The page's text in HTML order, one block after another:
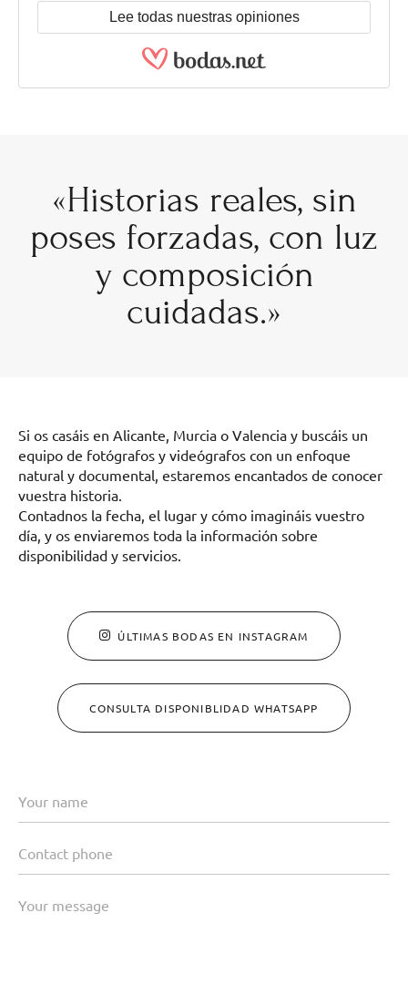
Lee todas nuestras opiniones
«Historias reales, sin
poses forzadas, con luz
y composición
cuidadas.»
Si os casáis en Alicante, Murcia o Valencia y buscáis un
equipo de fotógrafos y videógrafos con un enfoque
natural y documental, estaremos encantados de conocer
vuestra historia.
Contadnos la fecha, el lugar y cómo imagináis vuestro
día, y os enviaremos toda la información sobre
disponibilidad y servicios.
ÚLTIMAS BODAS EN INSTAGRAM
CONSULTA DISPONIBLIDAD WHATSAPP